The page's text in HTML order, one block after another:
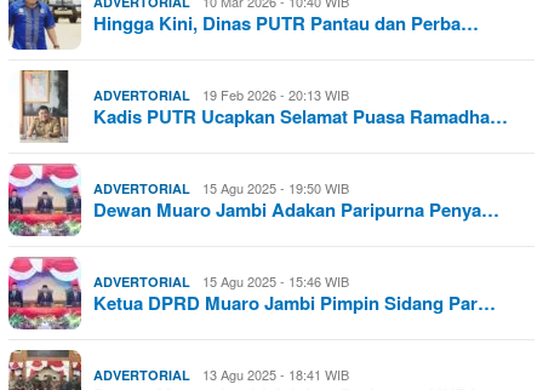
Hingga Kini, Dinas PUTR Pantau dan Perba…
ADVERTORIAL 19 Feb 2026 - 20:13 WIB
Kadis PUTR Ucapkan Selamat Puasa Ramadha…
ADVERTORIAL 15 Agu 2025 - 19:50 WIB
Dewan Muaro Jambi Adakan Paripurna Penya…
ADVERTORIAL 15 Agu 2025 - 15:46 WIB
Ketua DPRD Muaro Jambi Pimpin Sidang Par…
ADVERTORIAL 13 Agu 2025 - 18:41 WIB